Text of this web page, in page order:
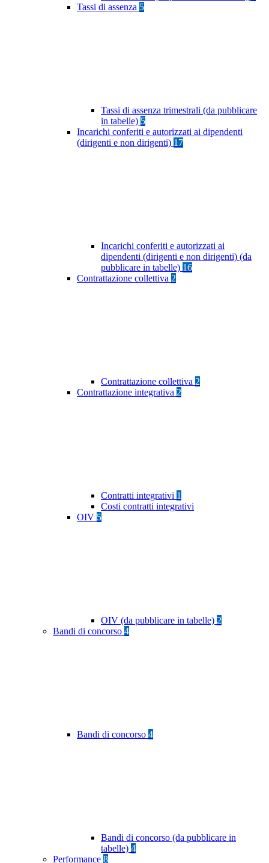
Tassi di assenza 5
Tassi di assenza trimestrali (da pubblicare
in tabelle) 5
Incarichi conferiti e autorizzati ai dipendenti
(dirigenti e non dirigenti) 17
Incarichi conferiti e autorizzati ai
dipendenti (dirigenti e non dirigenti) (da
pubblicare in tabelle) 16
Contrattazione collettiva 2
Contrattazione collettiva 2
Contrattazione integrativa 2
Contratti integrativi 1
Costi contratti integrativi
OIV 5
OIV (da pubblicare in tabelle) 2
Bandi di concorso 4
Bandi di concorso 4
Bandi di concorso (da pubblicare in
tabelle) 4
Performance 8